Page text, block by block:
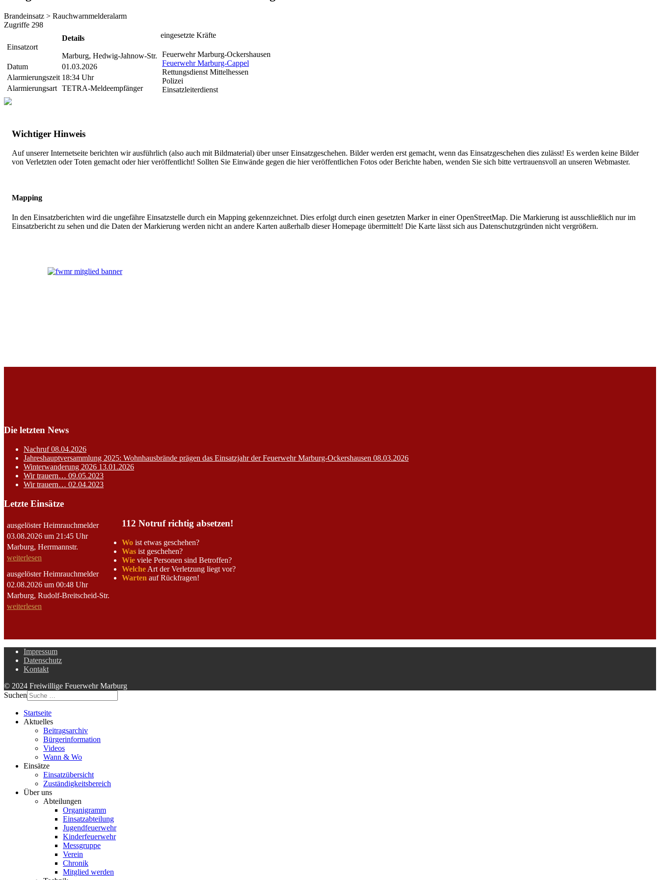
Brandeinsatz > Rauchwarnmelderalarm
Zugriffe 298
Einsatzort
Details
Marburg, Hedwig-Jahnow-Str.
Datum
01.03.2026
Alarmierungszeit 18:34 Uhr
Alarmierungsart TETRA-Meldeempfänger
eingesetzte Kräfte
Feuerwehr Marburg-Ockershausen
Feuerwehr Marburg-Cappel
Rettungsdienst Mittelhessen
Polizei
Einsatzleiterdienst
Wichtiger Hinweis
Auf unserer Internetseite berichten wir ausführlich (also auch mit Bildmaterial) über unser Einsatzgeschehen. Bilder werden erst gemacht, wenn das Einsatzgeschehen dies zulässt! Es werden keine Bilder
von Verletzten oder Toten gemacht oder hier veröffentlicht! Sollten Sie Einwände gegen die hier veröffentlichen Fotos oder Berichte haben, wenden Sie sich bitte vertrauensvoll an unseren Webmaster.
Mapping
In den Einsatzberichten wird die ungefähre Einsatzstelle durch ein Mapping gekennzeichnet. Dies erfolgt durch einen gesetzten Marker in einer OpenStreetMap. Die Markierung ist ausschließlich nur im
Einsatzbericht zu sehen und die Daten der Markierung werden nicht an andere Karten außerhalb dieser Homepage übermittelt! Die Karte lässt sich aus Datenschutzgründen nicht vergrößern.
Die letzten News
Nachruf08.04.2026
Jahreshauptversammlung 2025: Wohnhausbrände prägen das Einsatzjahr der Feuerwehr Marburg-Ockershausen 08.03.2026
Winterwanderung 2026 13.01.2026
Wir trauern… 09.05.2023
Wir trauern… 02.04.2023
Letzte Einsätze
ausgelöster Heimrauchmelder
03.08.2026 um 21:45 Uhr
Marburg, Herrmannstr.
weiterlesen
ausgelöster Heimrauchmelder
02.08.2026 um 00:48 Uhr
Marburg, Rudolf-Breitscheid-Str.
weiterlesen
112 Notruf richtig absetzen!
Wo ist etwas geschehen?
Was ist geschehen?
Wie viele Personen sind Betroffen?
Welche Art der Verletzung liegt vor?
Warten auf Rückfragen!
Impressum
Datenschutz
Kontakt
© 2024 Freiwillige Feuerwehr Marburg
Suchen
Startseite
Aktuelles
Beitragsarchiv
Bürgerinformation
Videos
Wann & Wo
Einsätze
Einsatzübersicht
Zuständigkeitsbereich
Über uns
Abteilungen
Organigramm
Einsatzabteilung
Jugendfeuerwehr
Kinderfeuerwehr
Messgruppe
Verein
Chronik
Mitglied werden